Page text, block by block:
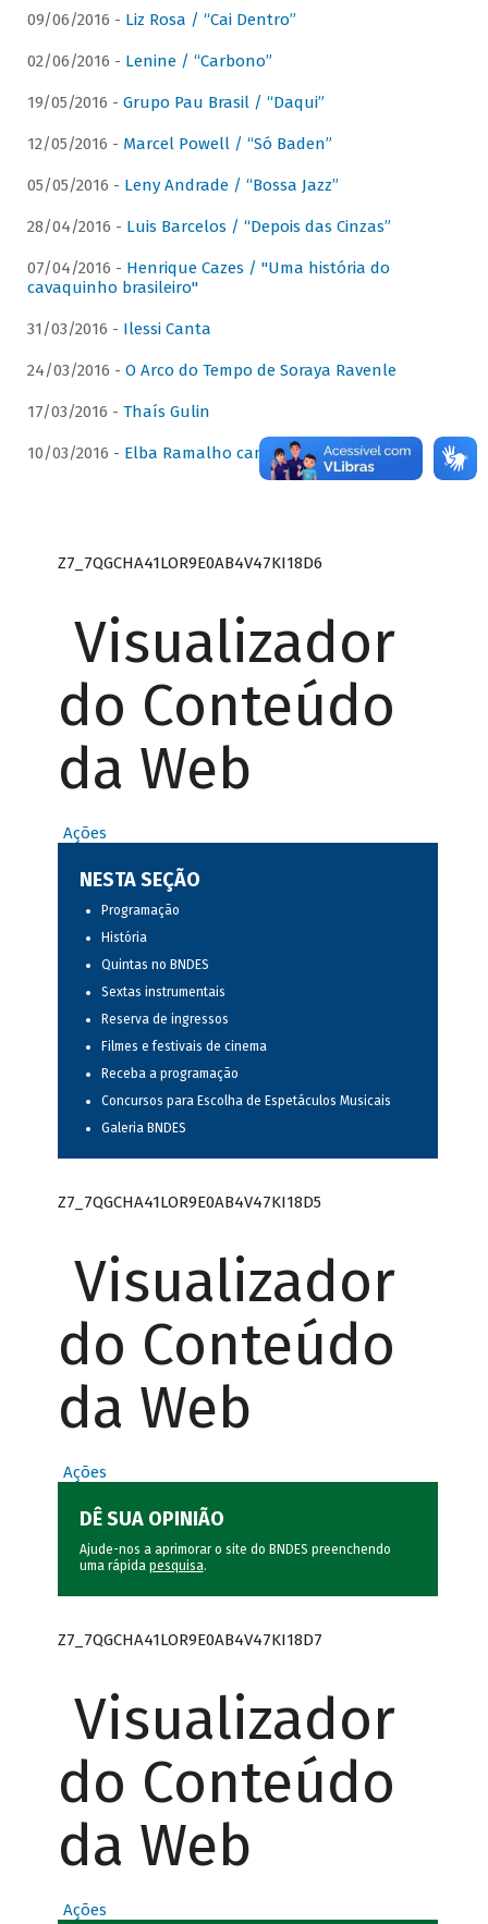
09/06/2016 - Liz Rosa / “Cai Dentro”
02/06/2016 - Lenine / “Carbono”
19/05/2016 - Grupo Pau Brasil / “Daqui”
12/05/2016 - Marcel Powell / “Só Baden”
05/05/2016 - Leny Andrade / “Bossa Jazz”
28/04/2016 - Luis Barcelos / “Depois das Cinzas”
07/04/2016 - Henrique Cazes / "Uma história do
cavaquinho brasileiro"
31/03/2016 - Ilessi Canta
24/03/2016 - O Arco do Tempo de Soraya Ravenle
17/03/2016 - Thaís Gulin
10/03/2016 - Elba Ramalho canta Dominguinhos
Z7_7QGCHA41LOR9E0AB4V47KI18D6
Visualizador
do Conteúdo
da Web
Ações
NESTA SEÇÃO
Programação
História
Quintas no BNDES
Sextas instrumentais
Reserva de ingressos
Filmes e festivais de cinema
Receba a programação
Concursos para Escolha de Espetáculos Musicais
Galeria BNDES
Z7_7QGCHA41LOR9E0AB4V47KI18D5
Visualizador
do Conteúdo
da Web
Ações
DÊ SUA OPINIÃO
Ajude-nos a aprimorar o site do BNDES preenchendo
uma rápida pesquisa.
Z7_7QGCHA41LOR9E0AB4V47KI18D7
Visualizador
do Conteúdo
da Web
Ações